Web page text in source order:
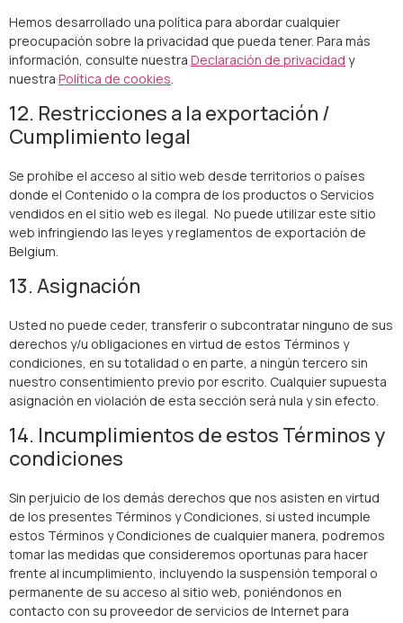
Hemos desarrollado una política para abordar cualquier
preocupación sobre la privacidad que pueda tener. Para más
información, consulte nuestra Declaración de privacidad y
nuestra Política de cookies.
12. Restricciones a la exportación /
Cumplimiento legal
Se prohíbe el acceso al sitio web desde territorios o países
donde el Contenido o la compra de los productos o Servicios
vendidos en el sitio web es ilegal. No puede utilizar este sitio
web infringiendo las leyes y reglamentos de exportación de
Belgium.
13. Asignación
Usted no puede ceder, transferir o subcontratar ninguno de sus
derechos y/u obligaciones en virtud de estos Términos y
condiciones, en su totalidad o en parte, a ningún tercero sin
nuestro consentimiento previo por escrito. Cualquier supuesta
asignación en violación de esta sección será nula y sin efecto.
14. Incumplimientos de estos Términos y
condiciones
Sin perjuicio de los demás derechos que nos asisten en virtud
de los presentes Términos y Condiciones, si usted incumple
estos Términos y Condiciones de cualquier manera, podremos
tomar las medidas que consideremos oportunas para hacer
frente al incumplimiento, incluyendo la suspensión temporal o
permanente de su acceso al sitio web, poniéndonos en
contacto con su proveedor de servicios de Internet para